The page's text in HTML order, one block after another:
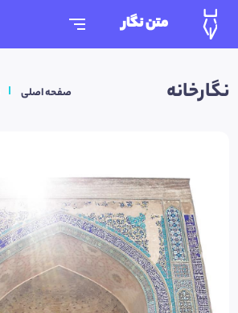
متن نگار
نگارخانه صفحه اصلی